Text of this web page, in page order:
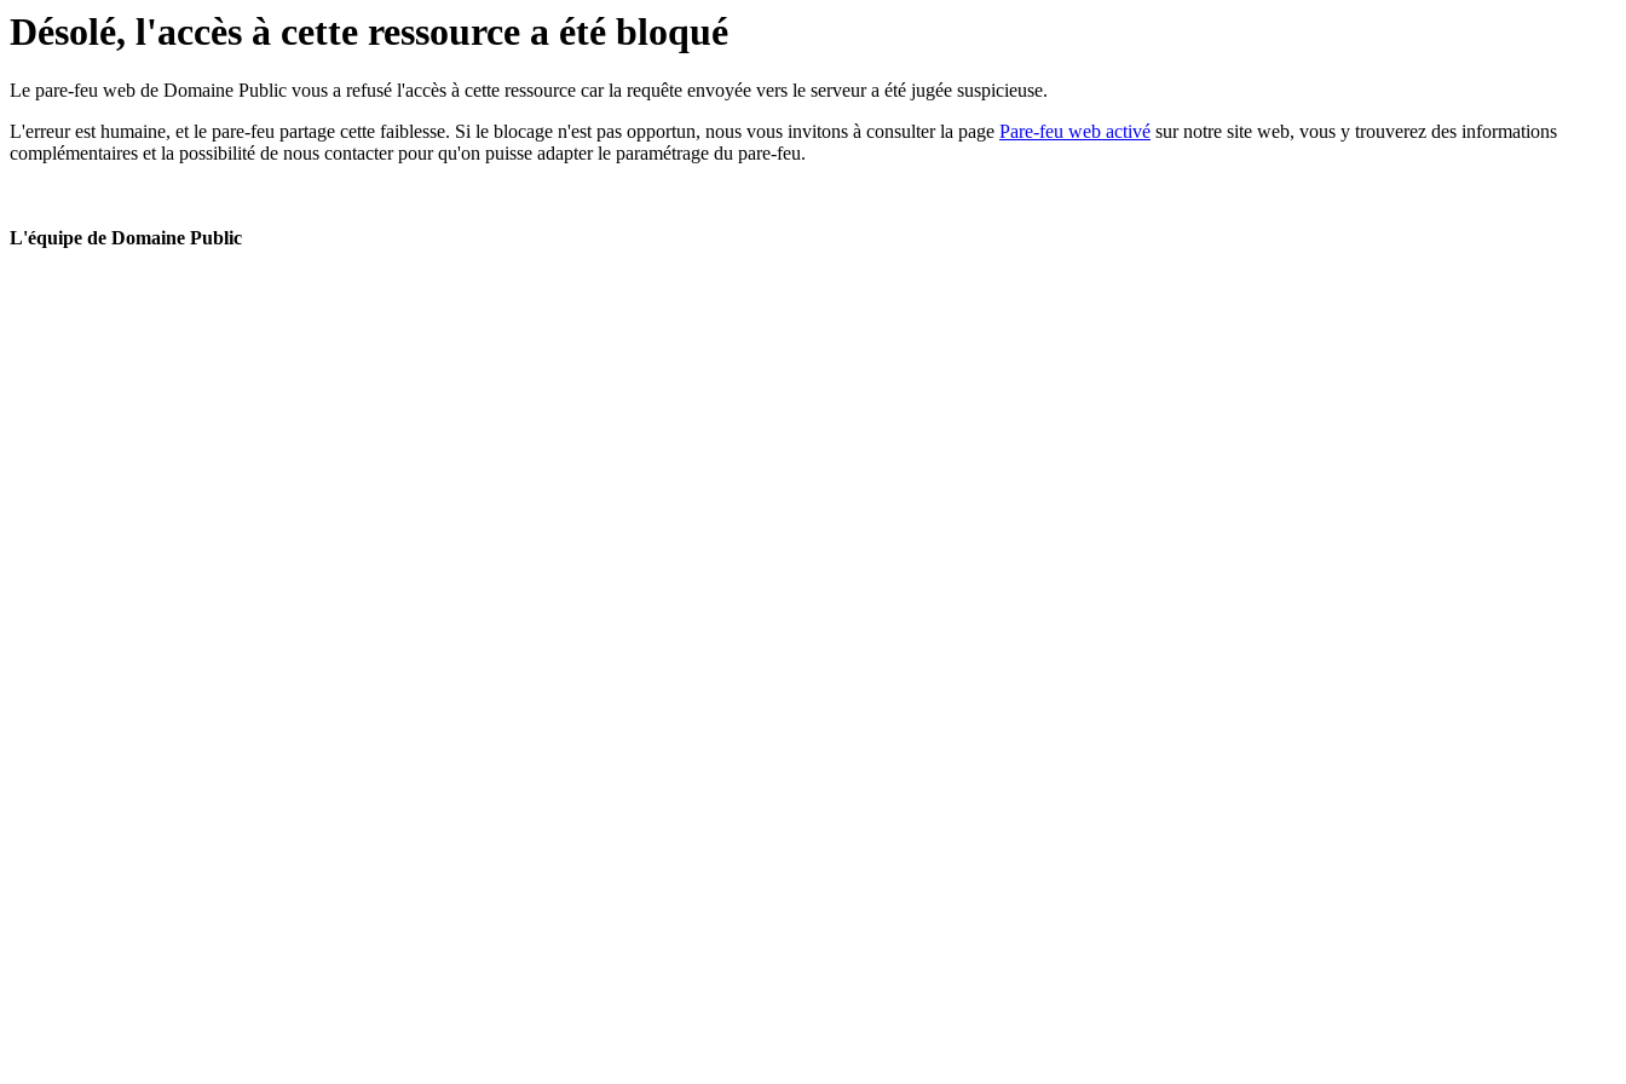
Désolé, l'accès à cette ressource a été bloqué
Le pare-feu web de Domaine Public vous a refusé l'accès à cette ressource car la requête envoyée vers le serveur a été jugée suspicieuse.
L'erreur est humaine, et le pare-feu partage cette faiblesse. Si le blocage n'est pas opportun, nous vous invitons à consulter la page Pare-feu web activé sur notre site web, vous y trouverez des informations
complémentaires et la possibilité de nous contacter pour qu'on puisse adapter le paramétrage du pare-feu.
L'équipe de Domaine Public